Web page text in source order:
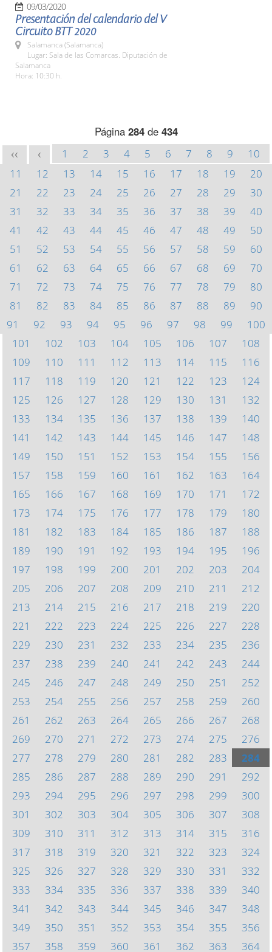
09/03/2020
Presentación del calendario del V
Circuito BTT 2020
Salamanca (Salamanca)
Lugar: Sala de las Comarcas. Diputación de
Salamanca
Hora: 10:30 h.
Página 284de 434
<< < 1 2 3 4 5 6 7 8 9
10
11
12 13 14 15 16 17 18 19
20
21
22 23 24 25 26 27 28 29
30
31
32 33 34 35 36 37 38 39
40
41
42 43 44 45 46 47 48 49
50
51
52 53 54 55 56 57 58 59
60
61
62 63 64 65 66 67 68 69
70
71
72 73 74 75 76 77 78 79
80
81
82 83 84 85 86 87 88 89
90
91
92 93 94 95 96 97 98 99
100
101
102 103 104 105 106 107
108
109
110 111 112 113 114 115
116
117
118 119 120 121 122 123
124
125
126 127 128 129 130 131
132
133
134 135 136 137 138 139
140
141
142 143 144 145 146 147
148
149
150 151 152 153 154 155
156
157
158 159 160 161 162 163
164
165
166 167 168 169 170 171
172
173
174 175 176 177 178 179
180
181
182 183 184 185 186 187
188
189
190 191 192 193 194 195
196
197
198 199 200 201 202 203
204
205
206 207 208 209 210 211
212
213
214 215 216 217 218 219
220
221
222 223 224 225 226 227
228
229
230 231 232 233 234 235
236
237
238 239 240 241 242 243
244
245
246 247 248 249 250 251
252
253
254 255 256 257 258 259
260
261
262 263 264 265 266 267
268
269
270 271 272 273 274 275
276
277
278 279 280 281 282 283
284
285
286 287 288 289 290 291
292
293
294 295 296 297 298 299
300
301
302 303 304 305 306 307
308
309
310 311 312 313 314 315
316
317
318 319 320 321 322 323
324
325
326 327 328 329 330 331
332
333
334 335 336 337 338 339
340
341
342 343 344 345 346 347
348
349
350 351 352 353 354 355
356
357
358 359 360 361 362 363 364